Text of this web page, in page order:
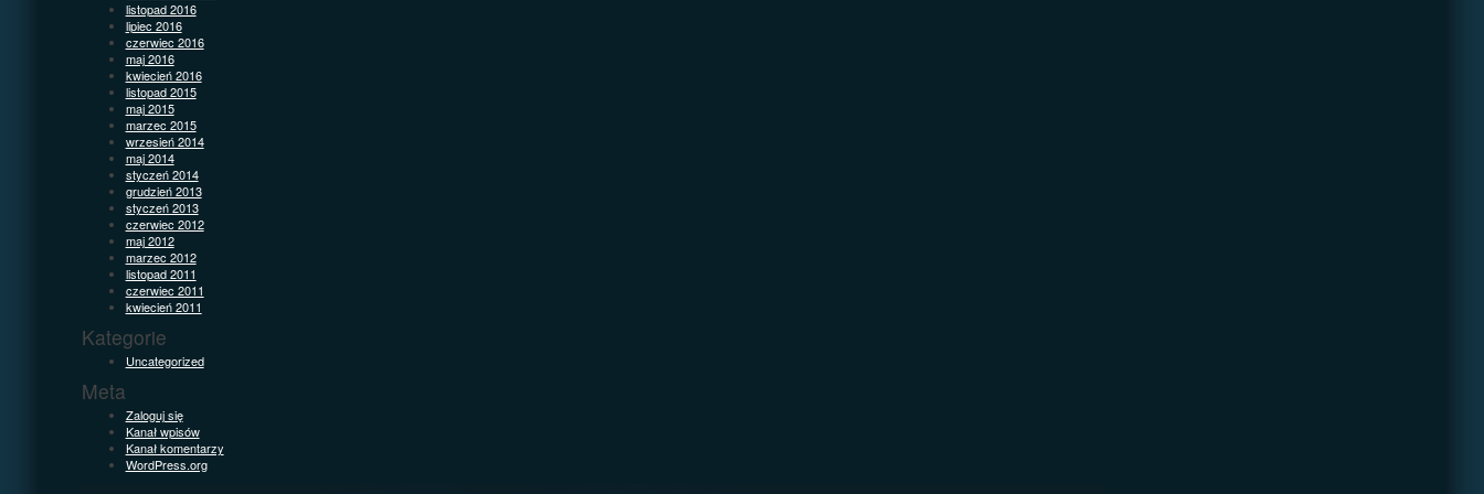
listopad 2016
lipiec 2016
czerwiec 2016
maj 2016
kwiecień 2016
listopad 2015
maj 2015
marzec 2015
wrzesień 2014
maj 2014
styczeń 2014
grudzień 2013
styczeń 2013
czerwiec 2012
maj 2012
marzec 2012
listopad 2011
czerwiec 2011
kwiecień 2011
Kategorie
Uncategorized
Meta
Zaloguj się
Kanał wpisów
Kanał komentarzy
WordPress.org